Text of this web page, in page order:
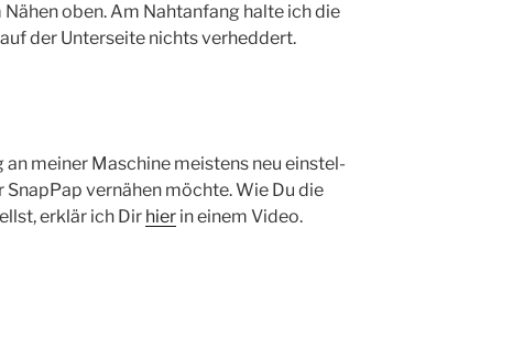
oben. Am Naht­an­fang hal­te ich die
der Unter­sei­te nichts verheddert.
an mei­ner Maschi­ne meis­tens neu ein­stel­
Snap­Pap ver­nä­hen möch­te. Wie Du die
erklär ich Dir hier in einem Video.